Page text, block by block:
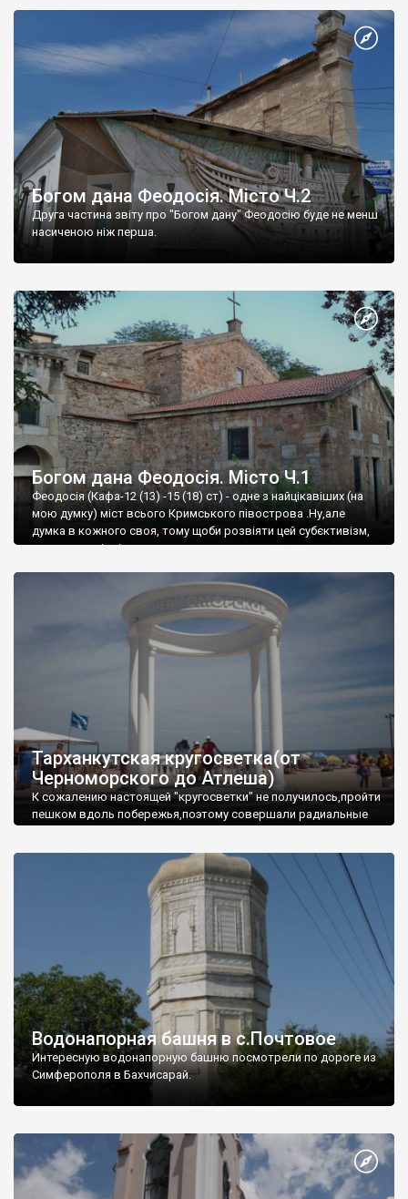
Богом дана Феодосія. Місто Ч.2
Друга частина звіту про "Богом дану" Феодосію буде не менш
насиченою ніж перша.
Богом дана Феодосія. Місто Ч.1
Феодосія (Кафа-12 (13) -15 (18) ст) - одне з найцікавіших (на
мою думку) міст всього Кримського півострова .Ну,але
думка в кожного своя, тому щоби розвіяти цей субєктивізм,
запрошую відвідати це
Тарханкутская кругосветка(от
Черноморского до Атлеша)
К сожалению настоящей "кругосветки" не получилось,пройти
пешком вдоль побережья,поэтому совершали радиальные
Водонапорная башня в с.Почтовое
Интересную водонапорную башню посмотрели по дороге из
Симферополя в Бахчисарай.